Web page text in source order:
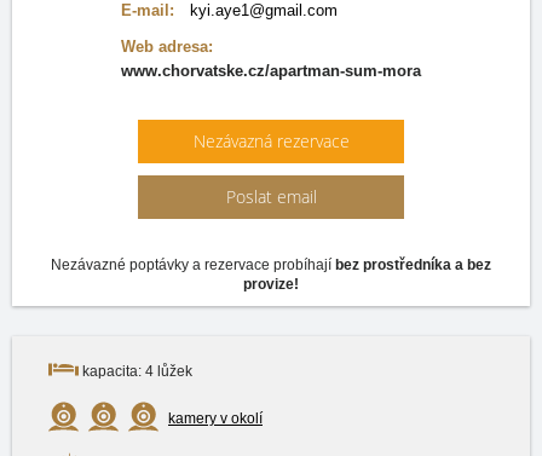
E-mail:
kyi.aye1@gmail.com
Web adresa:
www.chorvatske.cz/apartman-sum-mora
Nezávazná rezervace
Poslat email
Nezávazné poptávky a rezervace probíhají bez prostředníka a bez
provize!
kapacita: 4 lůžek
kamery v okolí